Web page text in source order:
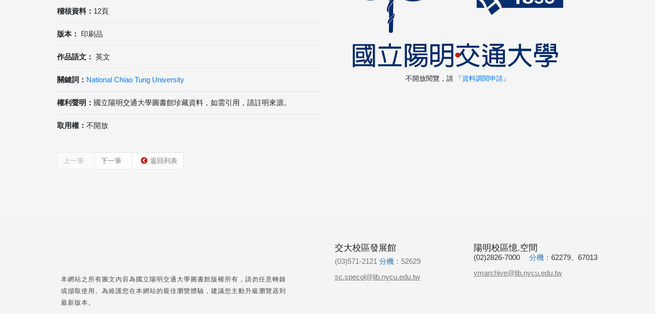
稽核資料： 12頁
版本： 印刷品
作品語文： 英文
關鍵詞： National Chiao Tung University
權利聲明： 國立陽明交通大學圖書館珍藏資料，如需引用，請註明來源。
取用權： 不開放
上一筆 下一筆 返回列表
不開放閱覽，請 『資料調閱申請』
本網站之所有圖文內容為國立陽明交通大學圖書館版權所有，請勿任意轉錄
或擷取使用。為維護您在本網站的最佳瀏覽體驗，建議您主動升級瀏覽器到
最新版本。
交大校區發展館
(03)571-2121 分機： 52629
sc.specol@lib.nycu.edu.tw
陽明校區憶.空間
(02)2826-7000 分機： 62279、67013
ymarchive@lib.nycu.edu.tw